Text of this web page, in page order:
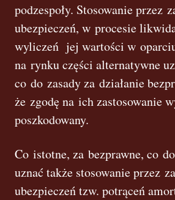
podzespoły. Stosowanie przez
ubezpieczeń, w procesie
wyliczeń jej wartości w
na rynku części alternatywne
co do zasady za działanie
że zgodę na ich zastosowanie
poszkodowany.
Co istotne, za bezprawne, co
uznać także stosowanie przez
ubezpieczeń tzw. potrąceń